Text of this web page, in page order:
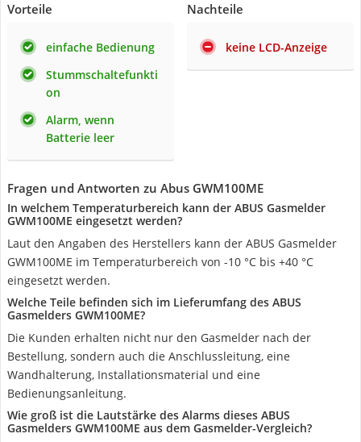
Vorteile
einfache Bedienung
Stummschaltefunkti
on
Alarm, wenn
Batterie leer
Nachteile
keine LCD-Anzeige
Fragen und Antworten zu Abus GWM100ME
In welchem Temperaturbereich kann der ABUS Gasmelder
GWM100ME eingesetzt werden?
Laut den Angaben des Herstellers kann der ABUS Gasmelder
GWM100ME im Temperaturbereich von -10 °C bis +40 °C
eingesetzt werden.
Welche Teile befinden sich im Lieferumfang des ABUS
Gasmelders GWM100ME?
Die Kunden erhalten nicht nur den Gasmelder nach der
Bestellung, sondern auch die Anschlussleitung, eine
Wandhalterung, Installationsmaterial und eine
Bedienungsanleitung.
Wie groß ist die Lautstärke des Alarms dieses ABUS
Gasmelders GWM100ME aus dem Gasmelder-Vergleich?